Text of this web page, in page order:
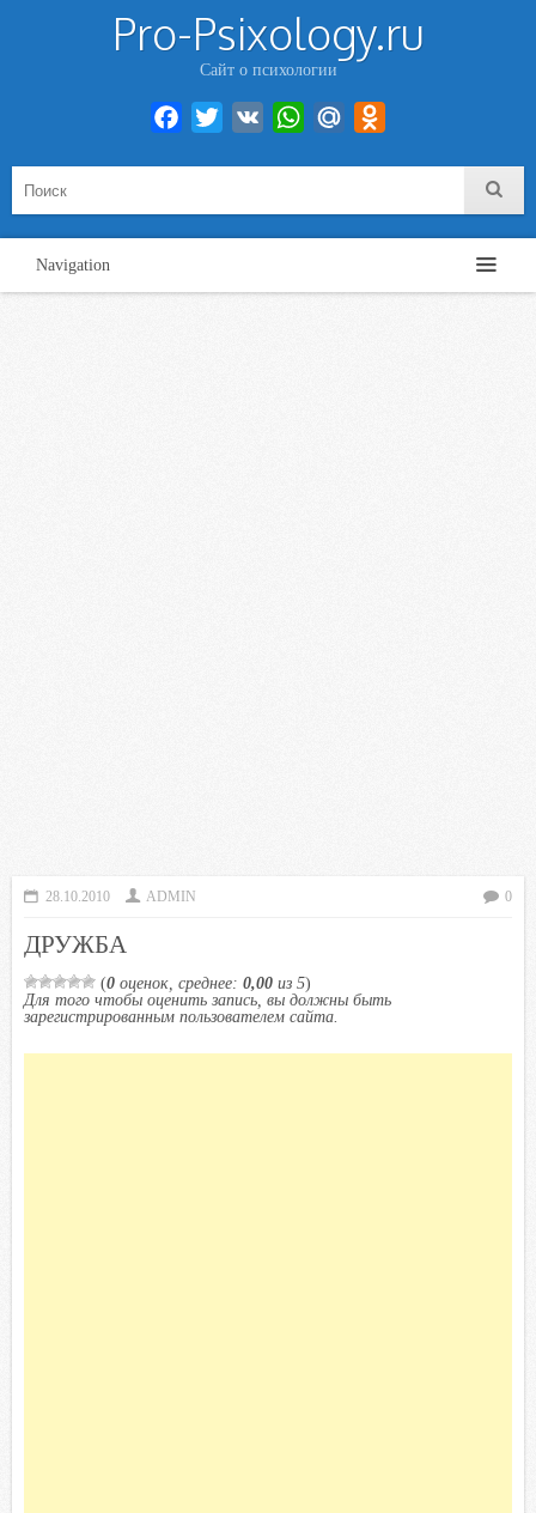
Pro-Psixology.ru
Сайт о психологии
Facebook
Twitter VK WhatsAppMail.Ru
Navigation
28.10.2010 ADMIN 0
ДРУЖБА
(0 оценок, среднее: 0,00 из 5)
Для того чтобы оценить запись, вы должны быть
зарегистрированным пользователем сайта.